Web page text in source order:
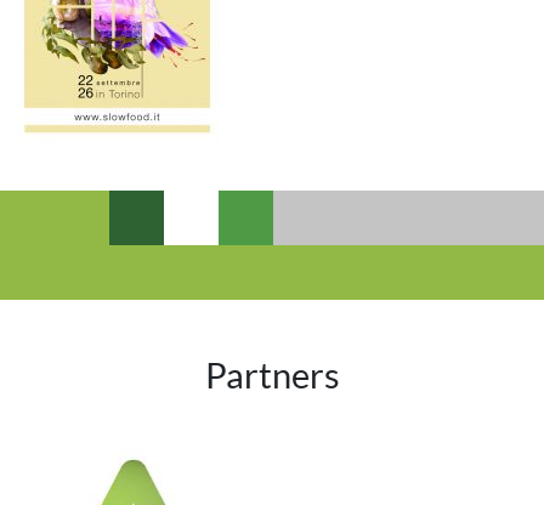
Partners